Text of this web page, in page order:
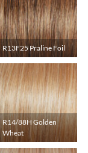
R13F25 Praline Foil
R14/88H Golden
Wheat